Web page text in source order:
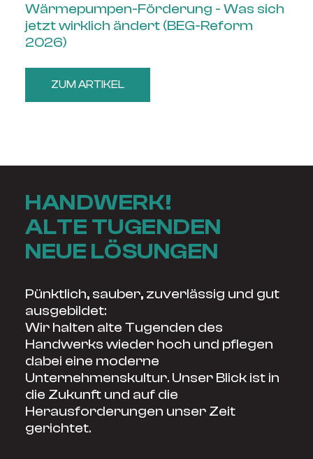
Wärmepumpen-Förderung - Was sich
jetzt wirklich ändert (BEG-Reform
2026)
ZUM ARTIKEL
HANDWERK!
ALTE TUGENDEN
NEUE LÖSUNGEN
Pünktlich, sauber, zuverlässig und gut
ausgebildet:
Wir halten alte Tugenden des
Handwerks wieder hoch und pflegen
dabei eine moderne
Unternehmenskultur. Unser Blick ist in
die Zukunft und auf die
Herausforderungen unser Zeit
gerichtet.